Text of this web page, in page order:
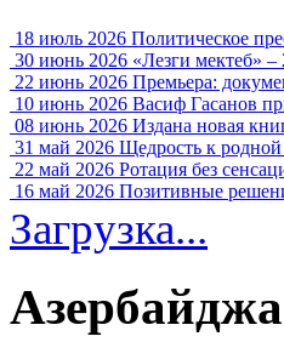
18 июль 2026 Политическое
30 июнь 2026 «Лезги мектеб» –
22 июнь 2026 Премьера:
10 июнь 2026 Васиф Гасанов
08 июнь 2026 Издана новая
31 май 2026 Щедрость к родной
22 май 2026 Ротация без
16 май 2026 Позитивные
Загрузка...